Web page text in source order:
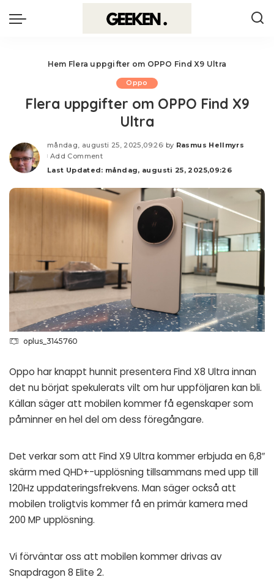
Hem Flera uppgifter om OPPO Find X9 Ultra
Oppo
Flera uppgifter om OPPO Find X9
Ultra
måndag, augusti 25, 2025,09:26
Posted
by Rasmus Hellmyrs
Add Comment
Last Updated: måndag, augusti 25, 2025,09:26
oplus_3145760
Oppo har knappt hunnit presentera Find X8 Ultra innan
det nu börjat spekulerats vilt om hur uppföljaren kan bli.
Källan säger att mobilen kommer få egenskaper som
påminner en hel del om dess föregångare.
Det verkar som att Find X9 Ultra kommer erbjuda en 6,8″
skärm med QHD+-upplösning tillsammans med upp till
120Hz uppdateringsfrekvens. Man säger också att
mobilen troligtvis kommer få en primär kamera med
200 MP upplösning.
Vi förväntar oss att mobilen kommer drivas av
Snapdragon 8 Elite 2.